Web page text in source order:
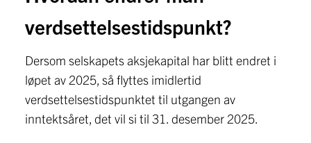
verdsettelsestidspunkt?
Dersom selskapets aksjekapital har blitt endret i
løpet av 2025, så flyttes imidlertid
verdsettelsestidspunktet til utgangen av
inntektsåret, det vil si til 31. desember 2025.